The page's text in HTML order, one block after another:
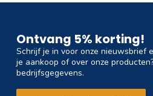
Ontvang 5% korting!
Schrijf je in voor onze nieuwsbrief
je aankoop of over onze
bedrijfsgegevens.